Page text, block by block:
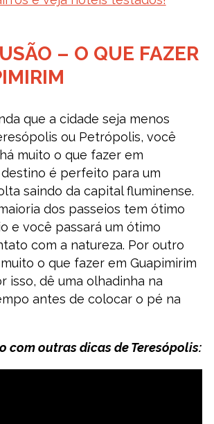
– O QUE FAZER
que a cidade seja menos
ou Petrópolis, você
muito o que fazer em
destino é perfeito para um
saindo da capital fluminense.
dos passeios tem ótimo
e você passará um ótimo
com a natureza. Por outro
o que fazer em Guapimirim
isso, dê uma olhadinha na
antes de colocar o pé na
com outras dicas de Teresópolis: